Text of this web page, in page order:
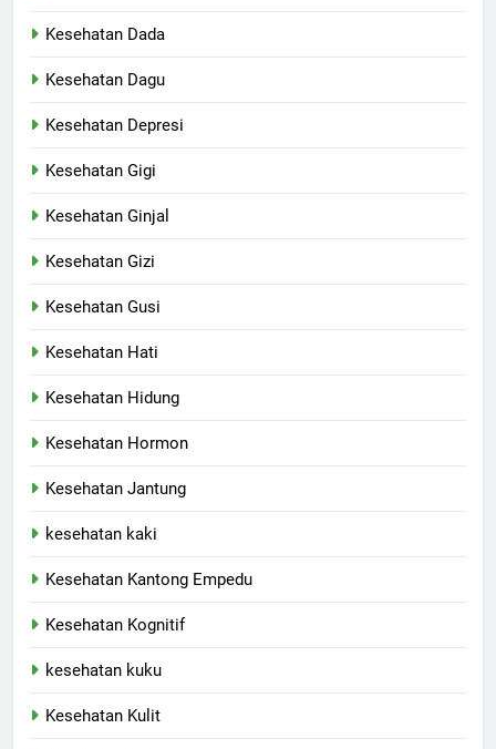
Kesehatan Dada
Kesehatan Dagu
Kesehatan Depresi
Kesehatan Gigi
Kesehatan Ginjal
Kesehatan Gizi
Kesehatan Gusi
Kesehatan Hati
Kesehatan Hidung
Kesehatan Hormon
Kesehatan Jantung
kesehatan kaki
Kesehatan Kantong Empedu
Kesehatan Kognitif
kesehatan kuku
Kesehatan Kulit